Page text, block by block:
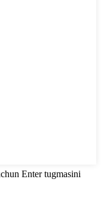
Enter tugmasini